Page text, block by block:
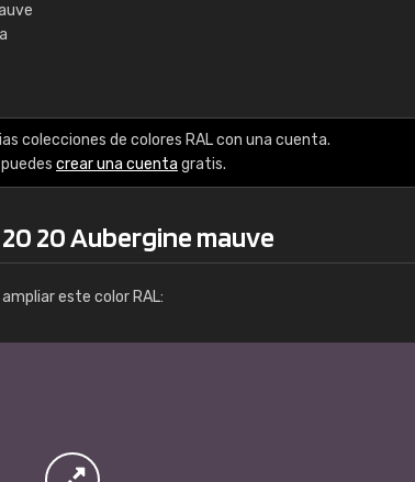
colecciones de colores RAL con una cuenta.
crear una cuenta gratis.
20 Aubergine mauve
este color RAL:
RAL K7 a base de
Info / pedido